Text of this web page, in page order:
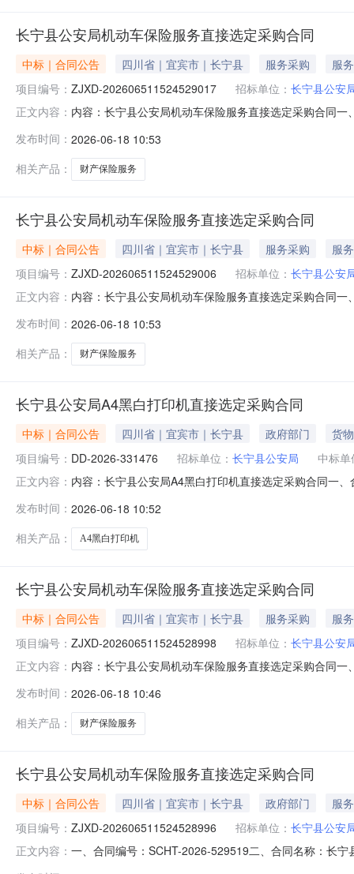
长宁县公安局机动车保险服务直接选定采购合同
中标｜合同公告 四川省｜宜宾市｜长宁县 服务采购
服务
项目编号： ZJXD-202606511524529017 招标单位： 长宁县公安
正文内容： 内容：长宁县公安局机动车保险服务直接选定采购合同
15181143685供应商(乙方)：中华联合财产保险股份有
发布时间： 2026-06-18 10:53
相关产品：
财产保险服务
长宁县公安局机动车保险服务直接选定采购合同
中标｜合同公告 四川省｜宜宾市｜长宁县 服务采购
服务
项目编号： ZJXD-202606511524529006 招标单位： 长宁县公安
正文内容： 内容：长宁县公安局机动车保险服务直接选定采购合同
15181143685供应商(乙方)：中华联合财产保险股份有
发布时间： 2026-06-18 10:53
相关产品：
财产保险服务
长宁县公安局A4黑白打印机直接选定采购合同
中标｜合同公告 四川省｜宜宾市｜长宁县 政府部门
货物
项目编号： DD-2026-331476 招标单位： 长宁县公安局
中标单
正文内容： 内容：长宁县公安局A4黑白打印机直接选定采购合同一
宁县鑫航电脑经营部地址：竹都大道三段联系方式：
发布时间： 2026-06-18 10:52
相关产品：
A4黑白打印机
长宁县公安局机动车保险服务直接选定采购合同
中标｜合同公告 四川省｜宜宾市｜长宁县 服务采购
服务
项目编号： ZJXD-202606511524528998 招标单位： 长宁县公安
正文内容： 内容：长宁县公安局机动车保险服务直接选定采购合同
15181143685供应商(乙方)：中华联合财产保险股份有
发布时间： 2026-06-18 10:46
相关产品：
财产保险服务
长宁县公安局机动车保险服务直接选定采购合同
中标｜合同公告 四川省｜宜宾市｜长宁县 政府部门
服务
项目编号： ZJXD-202606511524528996 招标单位： 长宁县公安
正文内容： 一、合同编号：SCHT-2026-529519二、合同名称：长